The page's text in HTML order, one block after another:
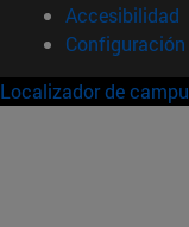
Accesibilidad
Localizador de